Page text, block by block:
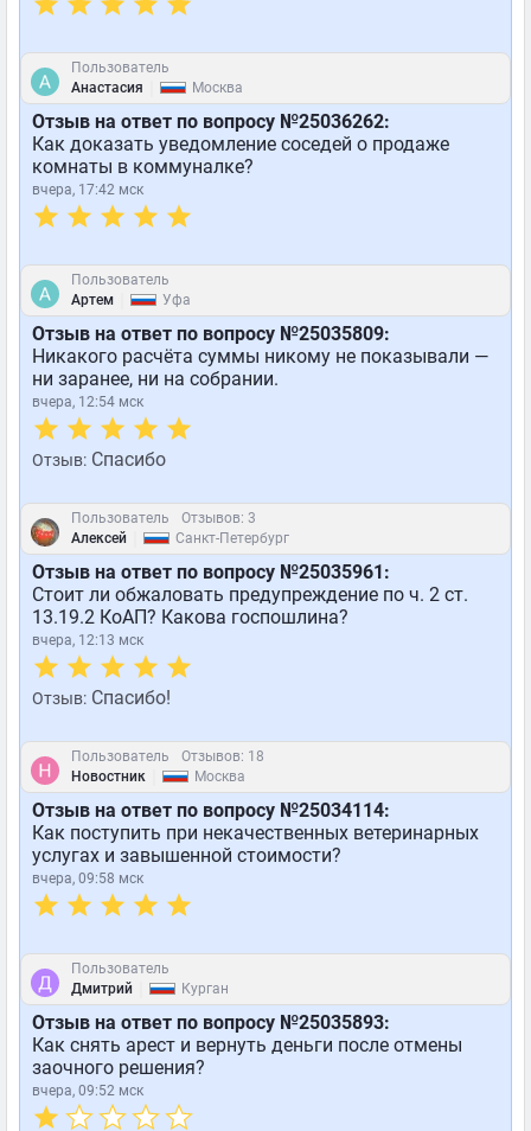
Пользователь
Анастасия
Москва
Отзыв на ответ по вопросу №25036262:
Как доказать уведомление соседей о продаже
комнаты в коммуналке?
вчера, 17:42 мск
Пользователь
Артем
Уфа
Отзыв на ответ по вопросу №25035809:
Никакого расчёта суммы никому не показывали —
ни заранее, ни на собрании.
вчера, 12:54 мск
Отзыв: Спасибо
Пользователь
Отзывов: 3
Алексей
Санкт-Петербург
Отзыв на ответ по вопросу №25035961:
Стоит ли обжаловать предупреждение по ч. 2 ст.
13.19.2 КоАП? Какова госпошлина?
вчера, 12:13 мск
Отзыв: Спасибо!
Пользователь
Отзывов: 18
Новостник
Москва
Отзыв на ответ по вопросу №25034114:
Как поступить при некачественных ветеринарных
услугах и завышенной стоимости?
вчера, 09:58 мск
Пользователь
Дмитрий
Курган
Отзыв на ответ по вопросу №25035893:
Как снять арест и вернуть деньги после отмены
заочного решения?
вчера, 09:52 мск